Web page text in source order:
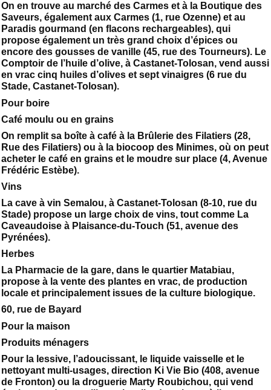
On en trouve au marché des Carmes et à la Boutique des
Saveurs, également aux Carmes (1, rue Ozenne) et au
Paradis gourmand (en flacons rechargeables), qui
propose également un très grand choix d’épices ou
encore des gousses de vanille (45, rue des Tourneurs). Le
Comptoir de l’huile d’olive, à Castanet-Tolosan, vend aussi
en vrac cinq huiles d’olives et sept vinaigres (6 rue du
Stade, Castanet-Tolosan).
Pour boire
Café moulu ou en grains
On remplit sa boîte à café à la Brûlerie des Filatiers (28,
Rue des Filatiers) ou à la biocoop des Minimes, où on peut
acheter le café en grains et le moudre sur place (4, Avenue
Frédéric Estèbe).
Vins
La cave à vin Semalou, à Castanet-Tolosan (8-10, rue du
Stade) propose un large choix de vins, tout comme La
Caveaudoise à Plaisance-du-Touch (51, avenue des
Pyrénées).
Herbes
La Pharmacie de la gare, dans le quartier Matabiau,
propose à la vente des plantes en vrac, de production
locale et principalement issues de la culture biologique.
60, rue de Bayard
Pour la maison
Produits ménagers
Pour la lessive, l’adoucissant, le liquide vaisselle et le
nettoyant multi-usages, direction Ki Vie Bio (408, avenue
de Fronton) ou la droguerie Marty Roubichou, qui vend